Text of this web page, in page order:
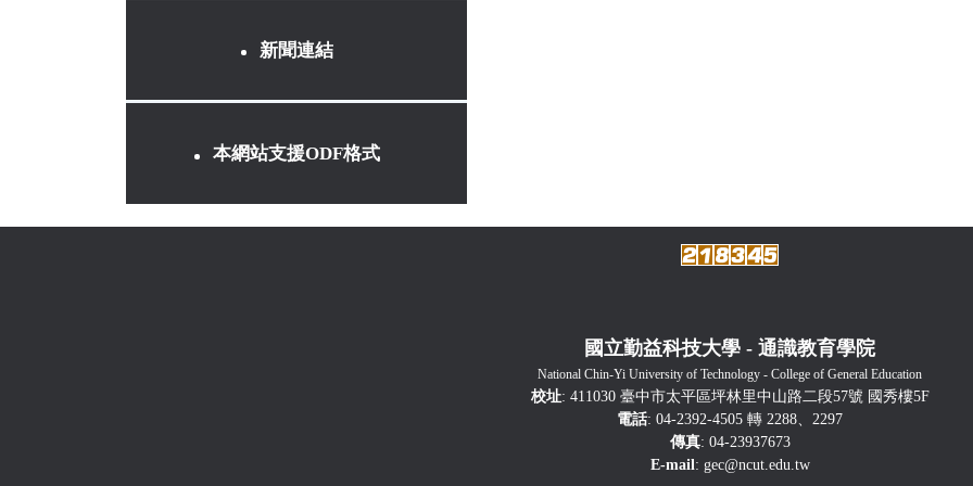
新聞連結
本網站支援ODF格式
國立勤益科技大學 - 通識教育學院
National Chin-Yi University of Technology - College of General Education
校址: 411030 臺中市太平區坪林里中山路二段57號 國秀樓5F
電話: 04-2392-4505 轉 2288、2297
傳真: 04-23937673
E-mail : gec@ncut.edu.tw